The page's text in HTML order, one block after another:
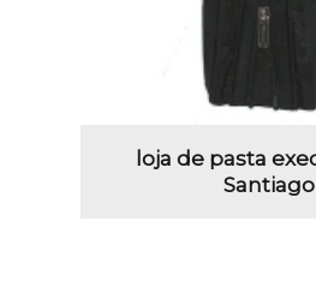
loja de pasta
Santiago